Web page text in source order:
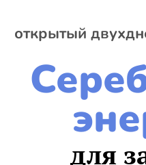
открытый
для